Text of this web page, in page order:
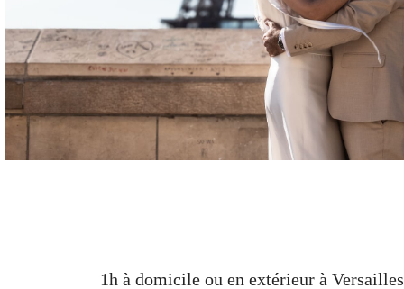
1h à domicile ou en extérieur à Versailles